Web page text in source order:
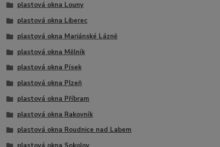
plastová okna Louny
plastová okna Liberec
plastová okna Mariánské Lázně
plastová okna Mělník
plastová okna Písek
plastová okna Plzeň
plastová okna Příbram
plastová okna Rakovník
plastová okna Roudnice nad Labem